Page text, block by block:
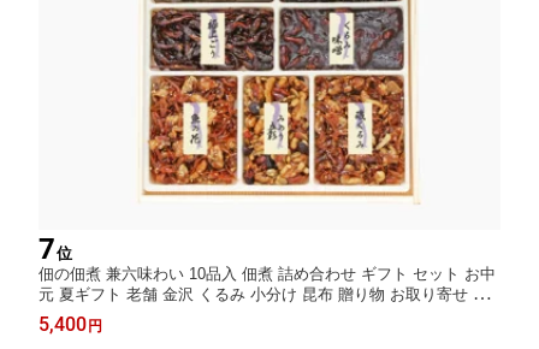
7位
佃の佃煮 兼六味わい 10品入 佃煮 詰め合わせ ギフト セット お中
元 夏ギフト 老舗 金沢 くるみ 小分け 昆布 贈り物 お取り寄せ グ
ルメ 惣菜セット ご飯のお供 人気 御歳暮 歳暮 冬ギフト プレゼン
ト 佃煮セット 金沢名物 内祝い 誕生日
5,400 円